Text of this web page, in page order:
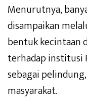
Menurutnya,
disampaikan
bentuk kecintaan
terhadap institusi
sebagai
masyarakat.